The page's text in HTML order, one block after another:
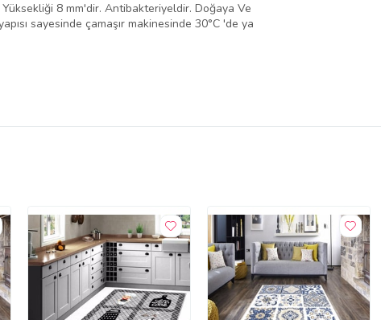
8 mm'dir. Antibakteriyeldir. Doğaya Ve
sayesinde çamaşır makinesinde 30°C 'de ya